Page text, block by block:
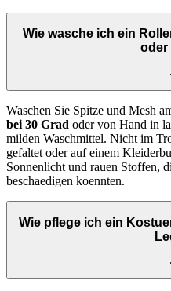
Wie wasche ich ein
oder
Waschen Sie Spitze und Mesh
bei 30 Grad oder von Hand in
milden Waschmittel. Nicht im
gefaltet oder auf einem
Sonnenlicht und rauen Stoffen,
beschaedigen koennten.
Wie pflege ich ein